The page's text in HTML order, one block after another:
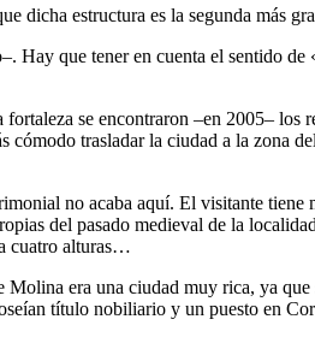
dicha estructura es la segunda más
Hay que tener en cuenta el sentido
fortaleza se encontraron –en 2005–
cómodo trasladar la ciudad a la zona
no acaba aquí. El visitante tiene
del pasado medieval de la
cuatro alturas…
Molina era una ciudad muy rica, ya
título nobiliario y un puesto en